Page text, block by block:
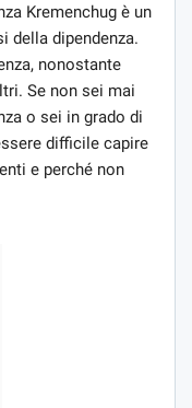
Kremenchug è un
della dipendenza.
nonostante
Se non sei mai
o sei in grado di
difficile capire
e perché non